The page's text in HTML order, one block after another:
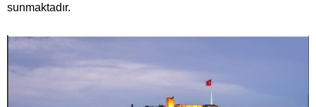
sunmaktadır.